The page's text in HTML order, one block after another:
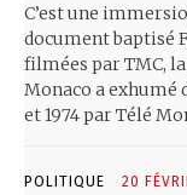
C’est une
document baptisé
filmées par TMC,
Monaco a exhumé
et 1974 par Télé
POLITIQUE 20